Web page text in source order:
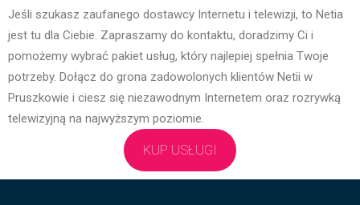
Jeśli szukasz zaufanego dostawcy Internetu i telewizji, to Netia
jest tu dla Ciebie. Zapraszamy do kontaktu, doradzimy Ci i
pomożemy wybrać pakiet usług, który najlepiej spełnia Twoje
potrzeby. Dołącz do grona zadowolonych klientów Netii w
Pruszkowie i ciesz się niezawodnym Internetem oraz rozrywką
telewizyjną na najwyższym poziomie.
KUP USŁUGI